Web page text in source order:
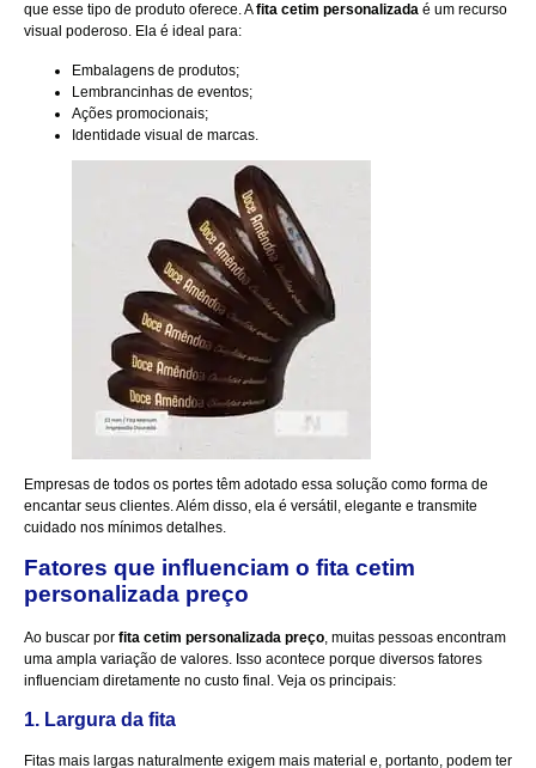
que esse tipo de produto oferece. Afita cetim personalizada é um recurso
visual poderoso. Ela é ideal para:
Embalagens de produtos;
Lembrancinhas de eventos;
Ações promocionais;
Identidade visual de marcas.
Empresas de todos os portes têm adotado essa solução como forma de
encantar seus clientes. Além disso, ela é versátil, elegante e transmite
cuidado nos mínimos detalhes.
Fatores que influenciam o fita cetim
personalizada preço
Ao buscar por fita cetim personalizada preço, muitas pessoas encontram
uma ampla variação de valores. Isso acontece porque diversos fatores
influenciam diretamente no custo final. Veja os principais:
1. Largura da fita
Fitas mais largas naturalmente exigem mais material e, portanto, podem ter